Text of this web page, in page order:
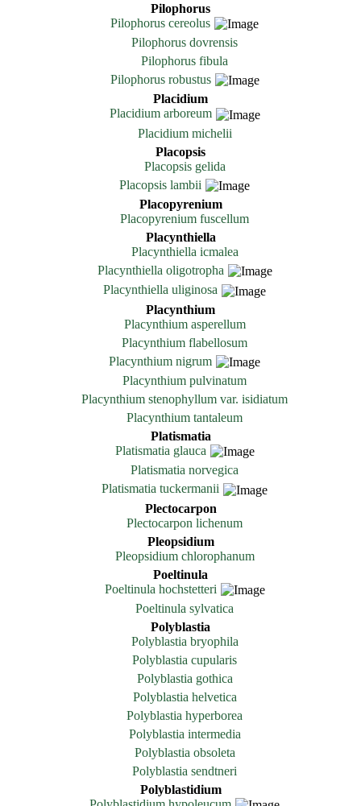
Pilophorus
Pilophorus cereolus
Pilophorus dovrensis
Pilophorus fibula
Pilophorus robustus
Placidium
Placidium arboreum
Placidium michelii
Placopsis
Placopsis gelida
Placopsis lambii
Placopyrenium
Placopyrenium fuscellum
Placynthiella
Placynthiella icmalea
Placynthiella oligotropha
Placynthiella uliginosa
Placynthium
Placynthium asperellum
Placynthium flabellosum
Placynthium nigrum
Placynthium pulvinatum
Placynthium stenophyllum var. isidiatum
Placynthium tantaleum
Platismatia
Platismatia glauca
Platismatia norvegica
Platismatia tuckermanii
Plectocarpon
Plectocarpon lichenum
Pleopsidium
Pleopsidium chlorophanum
Poeltinula
Poeltinula hochstetteri
Poeltinula sylvatica
Polyblastia
Polyblastia bryophila
Polyblastia cupularis
Polyblastia gothica
Polyblastia helvetica
Polyblastia hyperborea
Polyblastia intermedia
Polyblastia obsoleta
Polyblastia sendtneri
Polyblastidium